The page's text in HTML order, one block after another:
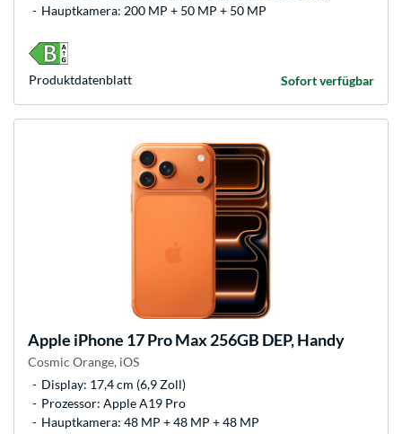
Hauptkamera: 200 MP + 50 MP + 50 MP
Sofort verfügbar
Produkt­datenblatt
Apple iPhone 17 Pro Max 256GB DEP, Handy
Cosmic Orange, iOS
Display: 17,4 cm (6,9 Zoll)
Prozessor: Apple A19 Pro
Hauptkamera: 48 MP + 48 MP + 48 MP